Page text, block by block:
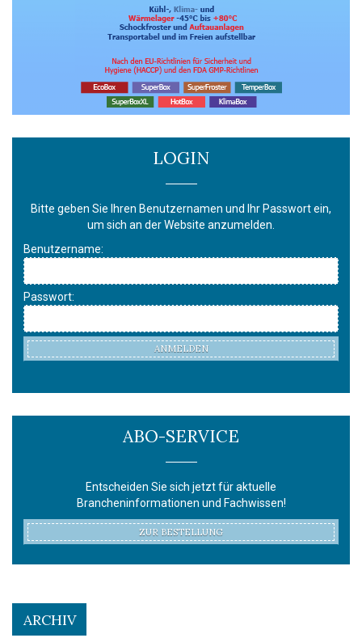
LOGIN
Bitte geben Sie Ihren Benutzernamen und Ihr Passwort ein,
um sich an der Website anzumelden.
Benutzername:
Passwort:
ANMELDEN
ABO-SERVICE
Entscheiden Sie sich jetzt für aktuelle
Brancheninformationen und Fachwissen!
ZUR BESTELLUNG
ARCHIV